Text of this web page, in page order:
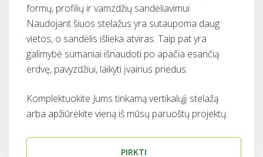
formų, profilių ir vamzdžių sandėliavimui.
Naudojant šiuos stelažus yra sutaupoma daug
vietos, o sandėlis išlieka atviras. Taip pat yra
galimybė sumaniai išnaudoti po apačia esančią
erdvę, pavyzdžiui, laikyti įvairius priedus.
Komplektuokite Jums tinkamą vertikalųjį stelažą
arba apžiūrėkite vieną iš mūsų paruoštų projektų.
PIRKTI